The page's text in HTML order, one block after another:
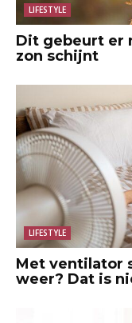
LIFESTYLE
Dit gebeurt er
zon schijnt
LIFESTYLE
Met ventilator
weer? Dat is